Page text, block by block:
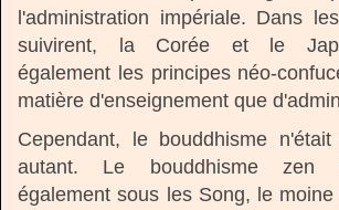
l'administration impériale. Dans
suivirent, la Corée et le
également les principes néo-
matière d'enseignement que
Cependant, le bouddhisme
autant. Le bouddhisme zen
également sous les Song, le